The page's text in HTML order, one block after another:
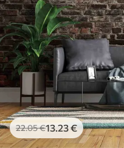
22.05€13.23€